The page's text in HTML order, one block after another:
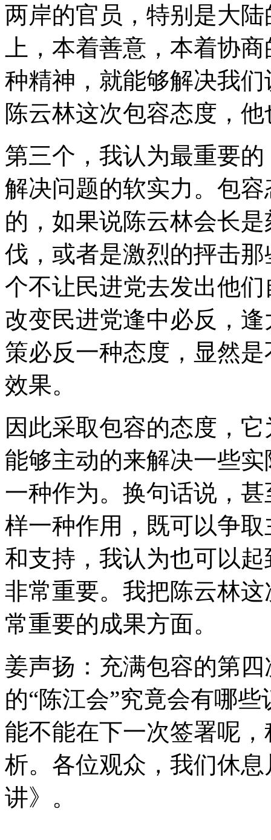
两岸的官员，特别是大
上，本着善意，本着协
种精神，就能够解决我
陈云林这次包容态度，
第三个，我认为最重要
解决问题的软实力。包
的，如果说陈云林会长
伐，或者是激烈的抨击
个不让民进党去发出他
改变民进党逢中必反，
策必反一种态度，显然
效果。
因此采取包容的态度，
能够主动的来解决一些
一种作为。换句话说，
样一种作用，既可以争
和支持，我认为也可以
非常重要。我把陈云林
常重要的成果方面。
姜声扬：充满包容的第
的“陈江会”究竟会有哪
能不能在下一次签署呢
析。各位观众，我们休
讲》。